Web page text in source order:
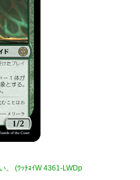
。 (ﾜｯﾁｮｲW 4361-LWDp